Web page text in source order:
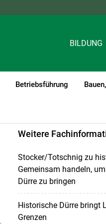
BILDUNG
Betriebsführung
Weitere
Stocker/Totschnig zu
Gemeinsam handeln,
Dürre zu bringen
Historische Dürre bringt
Grenzen